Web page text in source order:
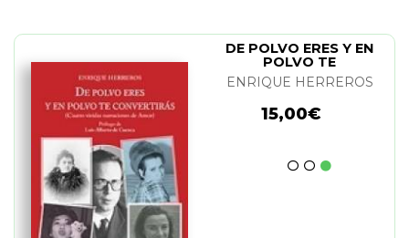
DE POLVO ERES Y EN
POLVO TE
CONVERTIRAS
ENRIQUE HERREROS
15,00€